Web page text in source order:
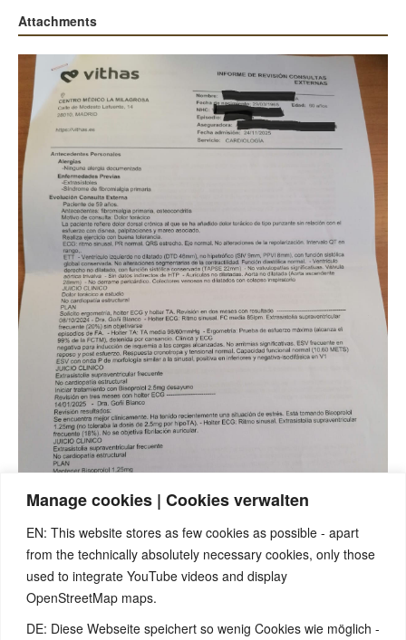
Manage cookies | Cookies verwalten
EN: This website stores as few cookies as possible - apart
from the technically absolutely necessary cookies, only those
used to integrate YouTube videos and display
OpenStreetMap maps.
DE: Diese Webseite speichert so wenig Cookies wie möglich -
Attachments
Note: Have you also had exciting experiences with the 5BL? If